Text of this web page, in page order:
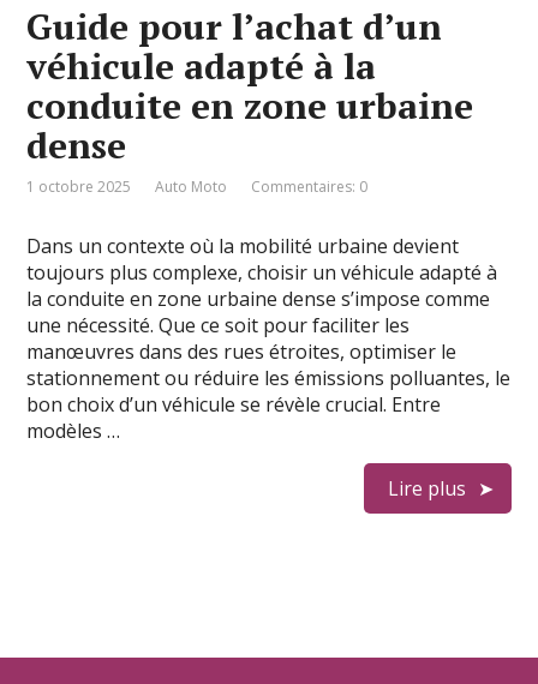
Guide pour l’achat d’un
véhicule adapté à la
conduite en zone urbaine
dense
1 octobre 2025 Auto Moto Commentaires: 0
Dans un contexte où la mobilité urbaine devient
toujours plus complexe, choisir un véhicule adapté à
la conduite en zone urbaine dense s’impose comme
une nécessité. Que ce soit pour faciliter les
manœuvres dans des rues étroites, optimiser le
stationnement ou réduire les émissions polluantes, le
bon choix d’un véhicule se révèle crucial. Entre
modèles …
Lire plus